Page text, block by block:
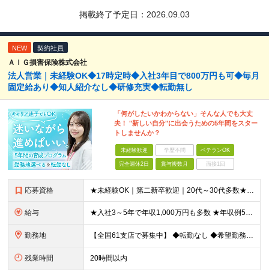
掲載終了予定日： 2026.09.03
NEW 契約社員
ＡＩＧ損害保険株式会社
法人営業｜未経験OK◆17時定時◆入社3年目で800万円も可◆毎月
固定給あり◆知人紹介なし◆研修充実◆転勤無し
「何がしたいかわからない」そんな人でも大丈
夫！ "新しい自分"に出会うための5年間をスター
トしませんか？
未経験歓迎 学歴不問 ベテランOK
完全週休2日 賞与複数月 面接1回
応募資格 ★未経験OK｜第二新卒歓迎｜20代～30代多数★ ┗業界未経験者、営業未経験がほとんどです！ ★高卒以上 ━━━━━━━━ 育成前提の採用です！ ━━━━━━━━ 「稼ぎたい」「経営者になりたい」な
給与 ★入社3～5年で年収1,000万円も多数 ★年収例523万円／20代・2年目 月給24万4,094円～33万5,000円＋業績給＋賞与年2回（業績による） ※給与は配属エリアによって異なります ※
勤務地 【全国61支店で募集中】 ◆転勤なし ◆希望勤務地を選べる ◆U・Iターンも歓迎です ----- 契約期間中は転勤がありません。 お住まいの地域でキャリアを築くことができます！ ----- ■北海道／
残業時間 20時間以内